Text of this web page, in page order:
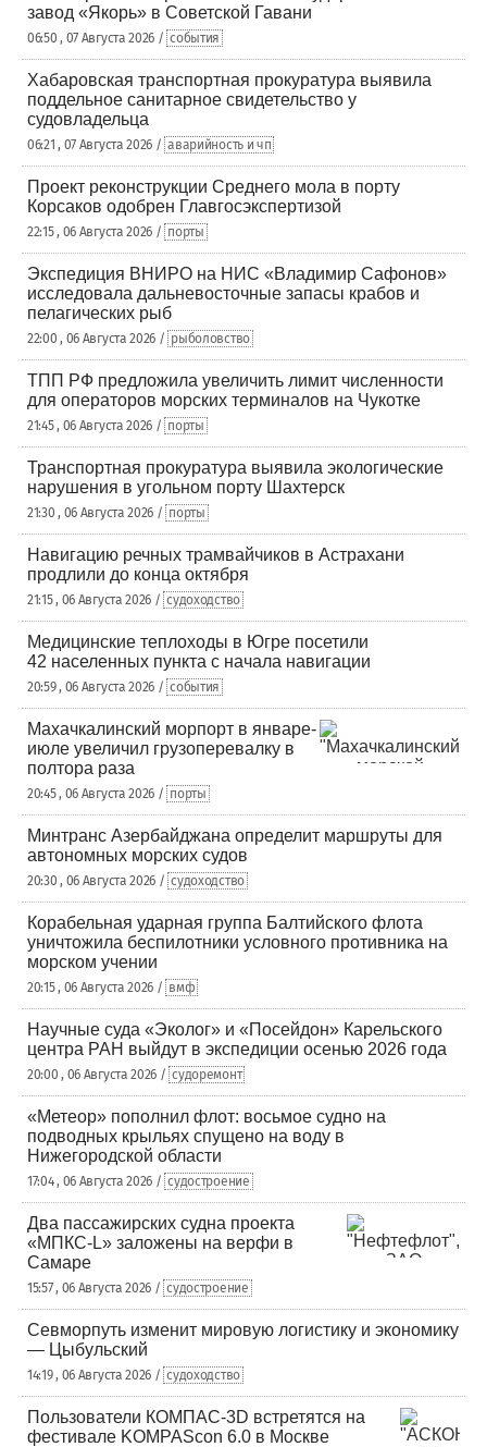
завод «Якорь» в Советской Гавани
06:50 , 07 Августа 2026 / события
Хабаровская транспортная прокуратура выявила
поддельное санитарное свидетельство у
судовладельца
06:21 , 07 Августа 2026 / аварийность и чп
Проект реконструкции Среднего мола в порту
Корсаков одобрен Главгосэкспертизой
22:15 , 06 Августа 2026 / порты
Экспедиция ВНИРО на НИС «Владимир Сафонов»
исследовала дальневосточные запасы крабов и
пелагических рыб
22:00 , 06 Августа 2026 / рыболовство
ТПП РФ предложила увеличить лимит численности
для операторов морских терминалов на Чукотке
21:45 , 06 Августа 2026 / порты
Транспортная прокуратура выявила экологические
нарушения в угольном порту Шахтерск
21:30 , 06 Августа 2026 / порты
Навигацию речных трамвайчиков в Астрахани
продлили до конца октября
21:15 , 06 Августа 2026 / судоходство
Медицинские теплоходы в Югре посетили
42 населенных пункта с начала навигации
20:59 , 06 Августа 2026 / события
Махачкалинский морпорт в январе-
июле увеличил грузоперевалку в
полтора раза
20:45 , 06 Августа 2026 / порты
Минтранс Азербайджана определит маршруты для
автономных морских судов
20:30 , 06 Августа 2026 / судоходство
Корабельная ударная группа Балтийского флота
уничтожила беспилотники условного противника на
морском учении
20:15 , 06 Августа 2026 / вмф
Научные суда «Эколог» и «Посейдон» Карельского
центра РАН выйдут в экспедиции осенью 2026 года
20:00 , 06 Августа 2026 / судоремонт
«Метеор» пополнил флот: восьмое судно на
подводных крыльях спущено на воду в
Нижегородской области
17:04 , 06 Августа 2026 / судостроение
Два пассажирских судна проекта
«МПКС-L» заложены на верфи в
Самаре
15:57 , 06 Августа 2026 / судостроение
Севморпуть изменит мировую логистику и экономику
— Цыбульский
14:19 , 06 Августа 2026 / судоходство
Пользователи КОМПАС-3D встретятся на
фестивале KOMPAScon 6.0 в Москве